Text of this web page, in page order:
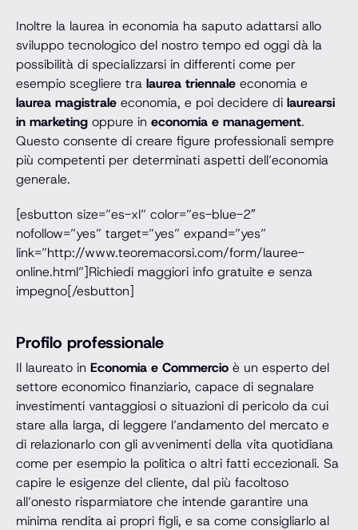
Inoltre la laurea in economia ha saputo adattarsi allo
sviluppo tecnologico del nostro tempo ed oggi dà la
possibilità di specializzarsi in differenti come per
esempio scegliere tra laurea triennale economia e
laurea magistrale economia, e poi decidere di laurearsi
in marketing oppure in economia e management.
Questo consente di creare figure professionali sempre
più competenti per determinati aspetti dell’economia
generale.
[esbutton size=”es-xl” color=”es-blue-2″
nofollow=”yes” target=”yes” expand=”yes”
link=”http://www.teoremacorsi.com/form/lauree-
online.html”]Richiedi maggiori info gratuite e senza
impegno[/esbutton]
Profilo professionale
Il laureato in Economia e Commercio è un esperto del
settore economico finanziario, capace di segnalare
investimenti vantaggiosi o situazioni di pericolo da cui
stare alla larga, di leggere l’andamento del mercato e
di relazionarlo con gli avvenimenti della vita quotidiana
come per esempio la politica o altri fatti eccezionali. Sa
capire le esigenze del cliente, dal più facoltoso
all’onesto risparmiatore che intende garantire una
minima rendita ai propri figli, e sa come consigliarlo al